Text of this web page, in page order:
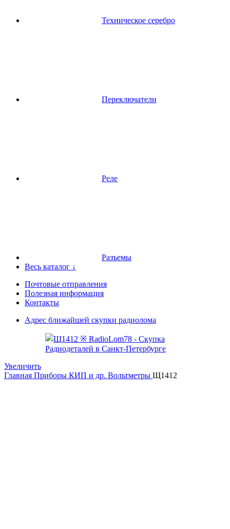
Техническое серебро
Переключатели
Реле
Разъемы
Весь каталог ↓
Почтовые отправления
Полезная информация
Контакты
Адрес ближайшей скупки радиолома
Увеличить
Главная Приборы КИП и др. Вольтметры Щ1412